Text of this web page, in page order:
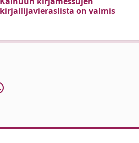
kirjailijavieraslista on valmis